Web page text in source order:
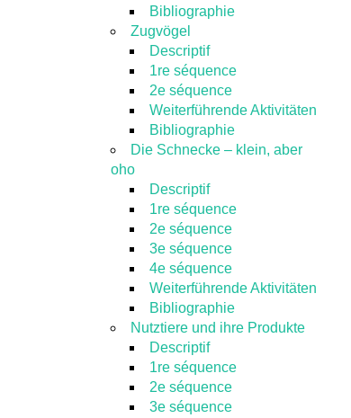
Bibliographie
Zugvögel
Descriptif
1re séquence
2e séquence
Weiterführende Aktivitäten
Bibliographie
Die Schnecke – klein, aber
oho
Descriptif
1re séquence
2e séquence
3e séquence
4e séquence
Weiterführende Aktivitäten
Bibliographie
Nutztiere und ihre Produkte
Descriptif
1re séquence
2e séquence
3e séquence